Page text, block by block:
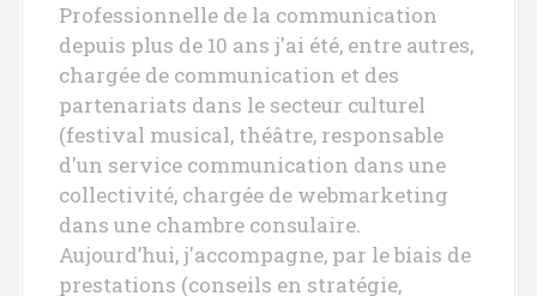
Professionnelle de la communication
depuis plus de 10 ans j'ai été, entre autres,
chargée de communication et des
partenariats dans le secteur culturel
(festival musical, théâtre, responsable
d'un service communication dans une
collectivité, chargée de webmarketing
dans une chambre consulaire.
Aujourd’hui, j'accompagne, par le biais de
prestations (conseils en stratégie,